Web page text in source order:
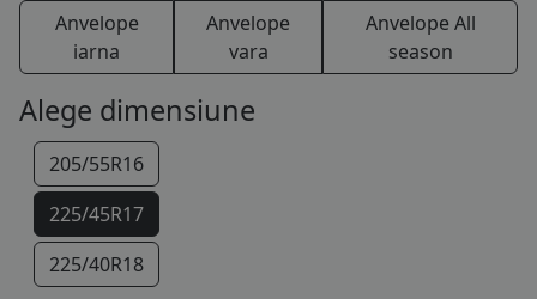
Anvelope
iarna
Anvelope
vara
Anvelope All
season
Alege dimensiune
205/55R16
225/45R17
225/40R18